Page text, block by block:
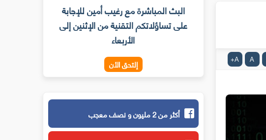
A
A
+
البث المباشرة مع رغيب أمين للإجابة
على تساؤلاتكم التقنية من الإثنين إلى
الأربعاء
إلتحق الأن
أكثر من 2 مليون و نصف معجب